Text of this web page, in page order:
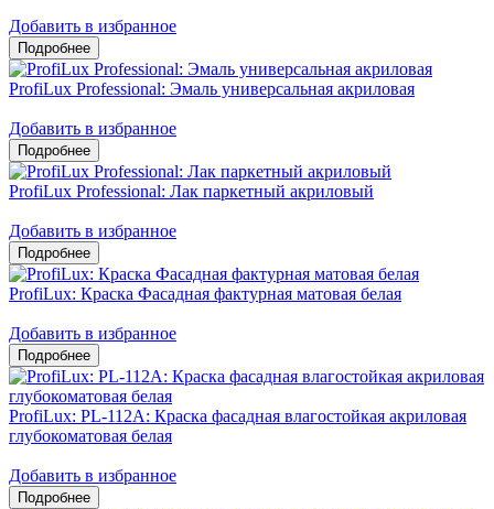
Добавить в избранное
ProfiLux Professional: Эмаль универсальная акриловая
Добавить в избранное
ProfiLux Professional: Лак паркетный акриловый
Добавить в избранное
ProfiLux: Краска Фасадная фактурная матовая белая
Добавить в избранное
ProfiLux: PL-112А: Краска фасадная влагостойкая акриловая
глубокоматовая белая
Добавить в избранное